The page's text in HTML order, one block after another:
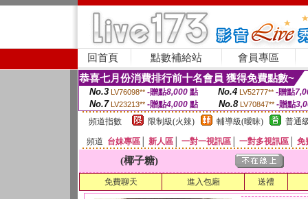
回首頁 點數補給站 會員專區
恭喜七月份消費排行前十名會員 獲得免費點數~
No.3 LV76098** -贈點8,000點 No.4 LV52777** -贈點
No.7 LV23213** -贈點4,000 點 No.8 LV70847** -贈點
頻道指數
限制級(火辣) 輔導級(曖昧) 普通
頻道 台妹專區 新人區 一對一視訊區 一對多視訊區 免
(椰子糖)
免費聊天 進入包廂 送禮